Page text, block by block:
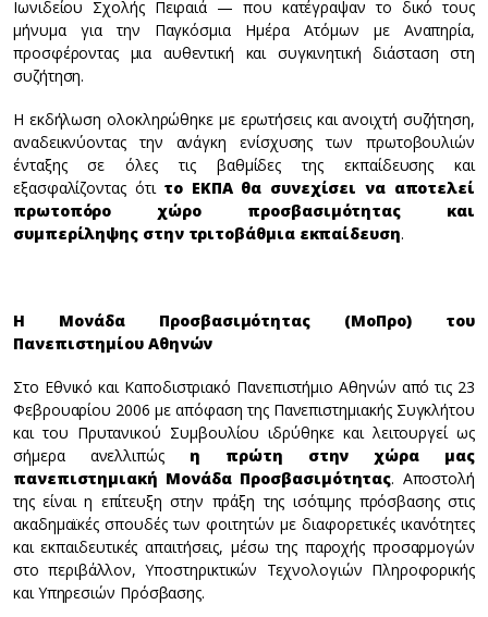
Ιωνιδείου Σχολής Πειραιά — που κατέγραψαν το δικό τους
μήνυμα για την Παγκόσμια Ημέρα Ατόμων με Αναπηρία,
προσφέροντας μια αυθεντική και συγκινητική διάσταση στη
συζήτηση.
Η εκδήλωση ολοκληρώθηκε με ερωτήσεις και ανοιχτή συζήτηση,
αναδεικνύοντας την ανάγκη ενίσχυσης των πρωτοβουλιών
ένταξης σε όλες τις βαθμίδες της εκπαίδευσης και
εξασφαλίζοντας ότι το ΕΚΠΑ θα συνεχίσει να αποτελεί
πρωτοπόρο χώρο προσβασιμότητας και
συμπερίληψης στην τριτοβάθμια εκπαίδευση.
Η Μονάδα Προσβασιμότητας (ΜοΠρο) του
Πανεπιστημίου Αθηνών
Στο Εθνικό και Καποδιστριακό Πανεπιστήμιο Αθηνών από τις 23
Φεβρουαρίου 2006 με απόφαση της Πανεπιστημιακής Συγκλήτου
και του Πρυτανικού Συμβουλίου ιδρύθηκε και λειτουργεί ως
σήμερα ανελλιπώς η πρώτη στην χώρα μας
πανεπιστημιακή Μονάδα Προσβασιμότητας. Αποστολή
της είναι η επίτευξη στην πράξη της ισότιμης πρόσβασης στις
ακαδημαϊκές σπουδές των φοιτητών με διαφορετικές ικανότητες
και εκπαιδευτικές απαιτήσεις, μέσω της παροχής προσαρμογών
στο περιβάλλον, Υποστηρικτικών Τεχνολογιών Πληροφορικής
και Υπηρεσιών Πρόσβασης.